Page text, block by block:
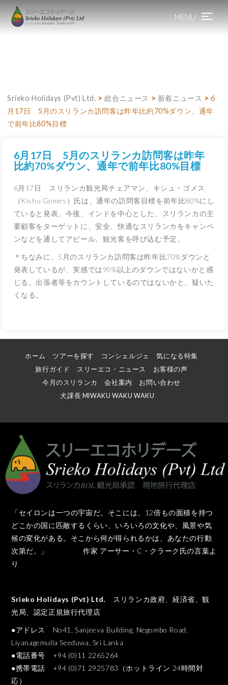
MENU Toggle
Srieko Holidays (Pvt) Ltd. >総合ニュース > 新着ニュース >6
月17日 5月のスリランカ訪問客は昨年比約70%ダウン、通年
で前年比80%目標
6月17日 5月のスリランカ訪問客は昨年
比約70%ダウン、通年で前年比80%目標
6月17日 スリランカ観光局チェアマン、キシュ・ゴメス
（Kishu Gomes）氏は、通年の訪問客目標を前年比80%にし
ていると発表、今後、インドを中心とした、スリランカの主
要顧客をターゲットに、安全、快適なスリランカをキャンペ
ンなどを通してアピール。観光客を呼び込む予定。
＊ちなみに、5月のスリランカ訪問客は昨年比70%ダウンと
発表しているが、実感では90%以上のダウンではないかと感
じる。出張者等をカウントしているのではないかと、疑いた
くなる。
ホーム ツアーを探す コンシェルジェ
気になる特集
旅行ガイド
スリーエコ・ニュース
お客様の声
今月のスリランカ
会社案内
お問い合わせ
犬課長 MIWAKU WAKU WAKU
「セイロンは一つの宇宙だ。そこには、12倍もの面積を持つ
どこかの国に匹敵するくらい、いろいろの文化や、風景や気
候の変化がある。そこから何が得られるかは、あなたの行動
次第だ。」 作家 アーサー・C・クラーク氏の言葉よ
り
Srieko Holidays (Pvt) Ltd. スリランカ政府、経済省、観
光局、認定正規旅行代理店
●アドレス No41, Sanjeeva Building, Negombo Road,
Liyanagemulla Seeduwa, Sri Lanka
●電話番号 +94 (0)11 2265264
●携帯電話 +94 (0)71 2925783（ホットライン 24時間対
応）